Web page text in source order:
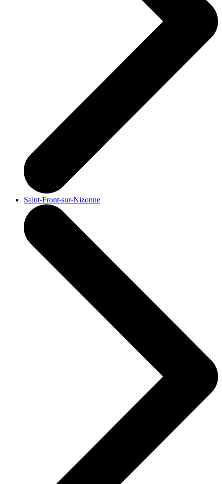
Saint-Front-sur-Nizonne